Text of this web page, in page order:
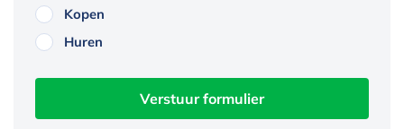
Kopen
Huren
Verstuur formulier